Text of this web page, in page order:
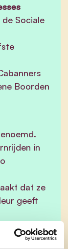
Sociale
Boorden
in
dat ze
geeft